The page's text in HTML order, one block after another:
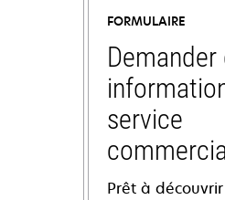
FORMULAIRE
Demander
service
Prêt à